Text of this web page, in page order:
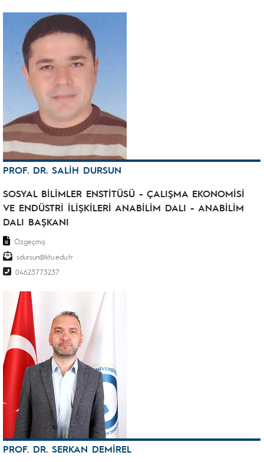
PROF. DR. SALİH DURSUN
SOSYAL BİLİMLER ENSTİTÜSÜ - ÇALIŞMA EKONOMİSİ
VE ENDÜSTRİ İLİŞKİLERİ ANABİLİM DALI - ANABİLİM
DALI BAŞKANI
Özgeçmiş
sdursun@ktu.edu.tr
04623773237
PROF. DR. SERKAN DEMİREL